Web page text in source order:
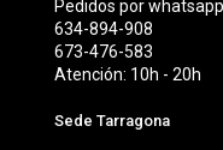
Pedidos por
634-894-908
673-476-583
Atención: 10h - 20h
Sede Tarragona